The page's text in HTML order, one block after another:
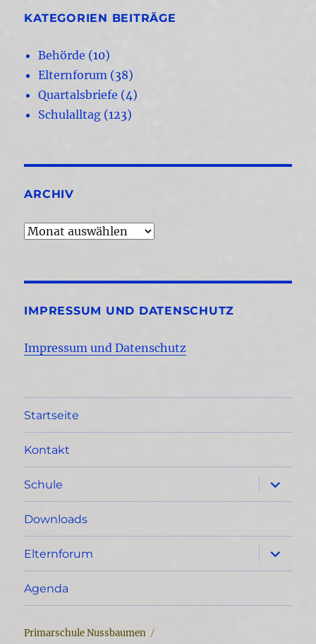
KATEGORIEN BEITRÄGE
Behörde (10)
Elternforum (38)
Quartalsbriefe (4)
Schulalltag (123)
ARCHIV
Archiv
IMPRESSUM UND DATENSCHUTZ
Impressum und Datenschutz
Startseite
Kontakt
Schule
öffnen
Downloads
Elternforum
öffnen
Agenda
Primarschule Nussbaumen